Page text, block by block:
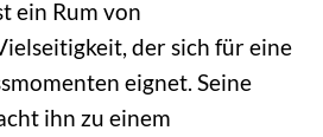
ein Rum von
der sich für eine
eignet. Seine
ihn zu einem